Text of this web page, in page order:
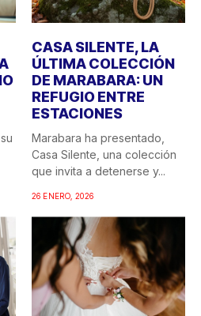
CASA SILENTE, LA
ÚLTIMA COLECCIÓN
DE MARABARA: UN
REFUGIO ENTRE
ESTACIONES
Marabara ha presentado,
Casa Silente, una colección
que invita a detenerse y...
26 ENERO, 2026